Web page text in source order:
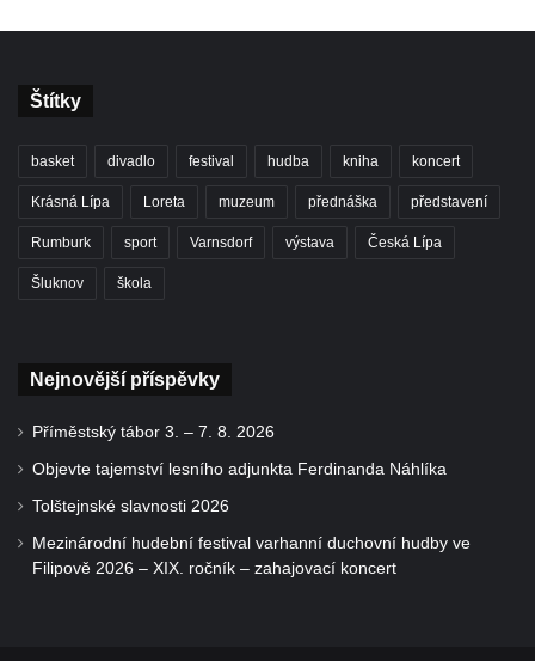
Štítky
basket divadlo festival hudba kniha koncert
Krásná Lípa Loreta muzeum přednáška představení
Rumburk sport Varnsdorf výstava Česká Lípa
Šluknov škola
Nejnovější příspěvky
Příměstský tábor 3. – 7. 8. 2026
Objevte tajemství lesního adjunkta Ferdinanda Náhlíka
Tolštejnské slavnosti 2026
Mezinárodní hudební festival varhanní duchovní hudby ve
Filipově 2026 – XIX. ročník – zahajovací koncert